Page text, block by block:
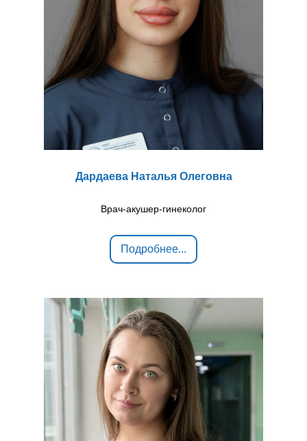
Дардаева Наталья Олеговна
Врач-акушер-гинеколог
Подробнее...